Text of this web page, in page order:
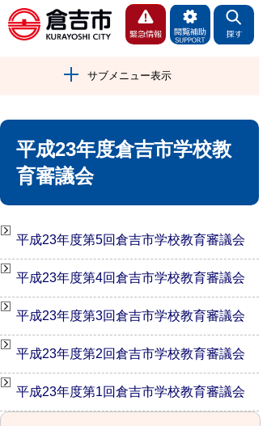
サブメニュー表示
平成23年度倉吉市学校教
育審議会
平成23年度第5回倉吉市学校教育審議会
平成23年度第4回倉吉市学校教育審議会
平成23年度第3回倉吉市学校教育審議会
平成23年度第2回倉吉市学校教育審議会
平成23年度第1回倉吉市学校教育審議会